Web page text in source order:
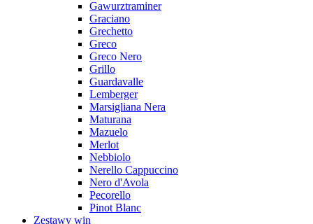
Gawurztraminer
Graciano
Grechetto
Greco
Greco Nero
Grillo
Guardavalle
Lemberger
Marsigliana Nera
Maturana
Mazuelo
Merlot
Nebbiolo
Nerello Cappuccino
Nero d'Avola
Pecorello
Pinot Blanc
Zestawy win